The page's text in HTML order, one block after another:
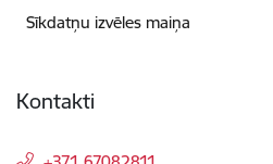
Sīkdatņu izvēles maiņa
Kontakti